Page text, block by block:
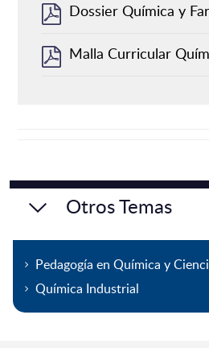
Dossier Química y
Malla Curricular
Otros Temas
Pedagogía en Química y
Química Industrial